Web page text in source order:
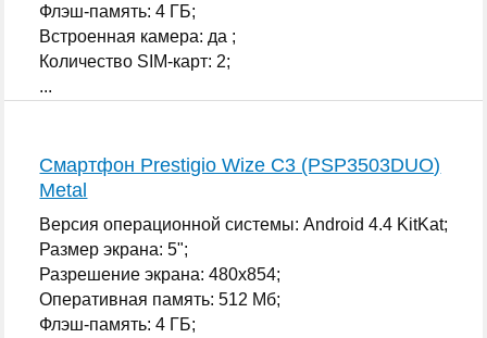
Флэш-память: 4 ГБ;
Встроенная камера: да ;
Количество SIM-карт: 2;
...
Смартфон Prestigio Wize C3 (PSP3503DUO)
Metal
Версия операционной системы: Android 4.4 KitKat;
Размер экрана: 5";
Разрешение экрана: 480x854;
Оперативная память: 512 Мб;
Флэш-память: 4 ГБ;